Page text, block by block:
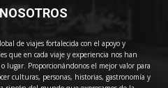
de viajes fortalecida con el apoyo y
que en cada viaje y experiencia nos han
lugar. Proporcionándonos el mejor valor para
culturas, personas, historias, gastronomía y